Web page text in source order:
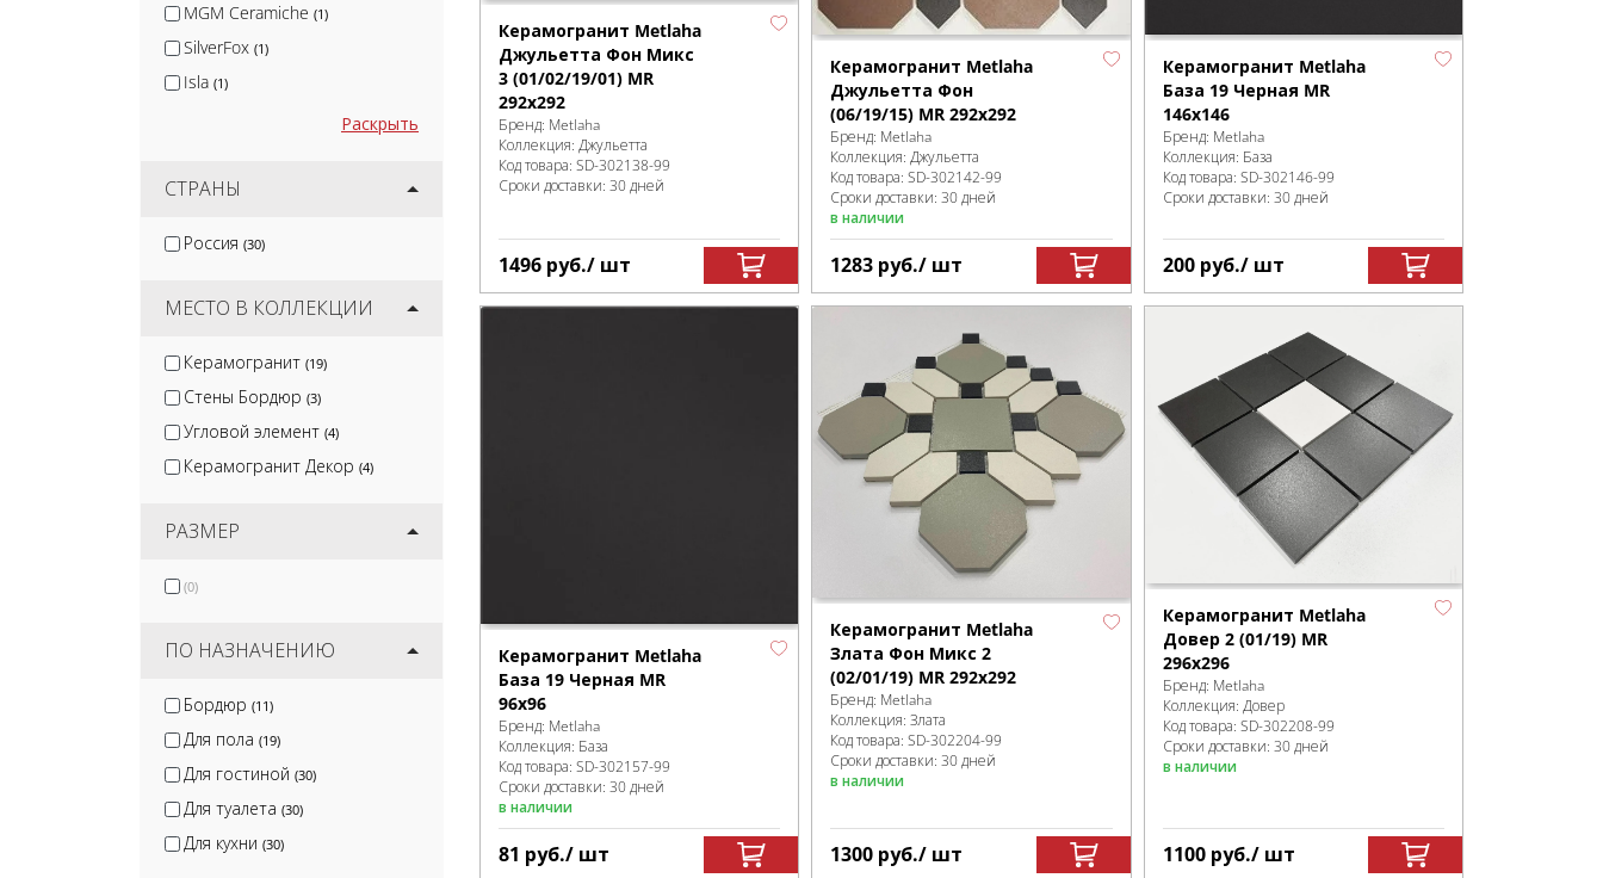
MGM Ceramiche (1)
SilverFox (1)
Isla (1)
Protiles
Kirovit (2)
Раскрыть
СТРАНЫ
Россия (30)
МЕСТО В КОЛЛЕКЦИИ
Керамогранит (19)
Стены Бордюр (3)
Угловой элемент (4)
Керамогранит Декор (4)
РАЗМЕР
(0)
ПО НАЗНАЧЕНИЮ
Бордюр (11)
Для пола (19)
Для гостиной (30)
Для туалета (30)
Для кухни (30)
Керамогранит Metlaha
Джульетта Фон Микс
3 (01/02/19/01) MR
292х292
Бренд: Metlaha
Коллекция: Джульетта
Код товара: SD-302138-99
Сроки доставки: 30 дней
1496 руб./ шт
Керамогранит Metlaha
Джульетта Фон
(06/19/15) MR 292х292
Бренд: Metlaha
Коллекция:Джульетта
Код товара:SD-302142-99
Сроки доставки: 30 дней
в наличии
1283 руб./ шт
Керамогранит Metlaha
База 19 Черная MR
146х146
Бренд: Metlaha
Коллекция: База
Код товара: SD-302146-99
Сроки доставки: 30 дней
200 руб./ шт
Керамогранит Metlaha
База 19 Черная MR
96х96
Бренд: Metlaha
Коллекция: База
Код товара: SD-302157-99
Сроки доставки: 30 дней
в наличии
81 руб./ шт
Керамогранит Metlaha
Злата Фон Микс 2
(02/01/19) MR 292х292
Бренд: Metlaha
Коллекция:Злата
Код товара:SD-302204-99
Сроки доставки: 30 дней
в наличии
1300 руб./ шт
Керамогранит Metlaha
Довер 2 (01/19) MR
296х296
Бренд: Metlaha
Коллекция: Довер
Код товара: SD-302208-99
Сроки доставки: 30 дней
в наличии
1100 руб./ шт